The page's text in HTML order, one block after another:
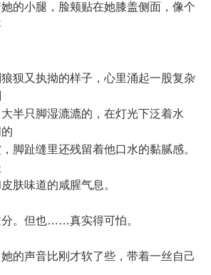
的小腿，脸颊贴在她膝盖侧面，像个
又执拗的样子，心里涌起一股复杂
半只脚湿漉漉的，在灯光下泛着水
脚趾缝里还残留着他口水的黏腻感。
肤味道的咸腥气息。
。但也……真实得可怕。
声音比刚才软了些，带着一丝自己